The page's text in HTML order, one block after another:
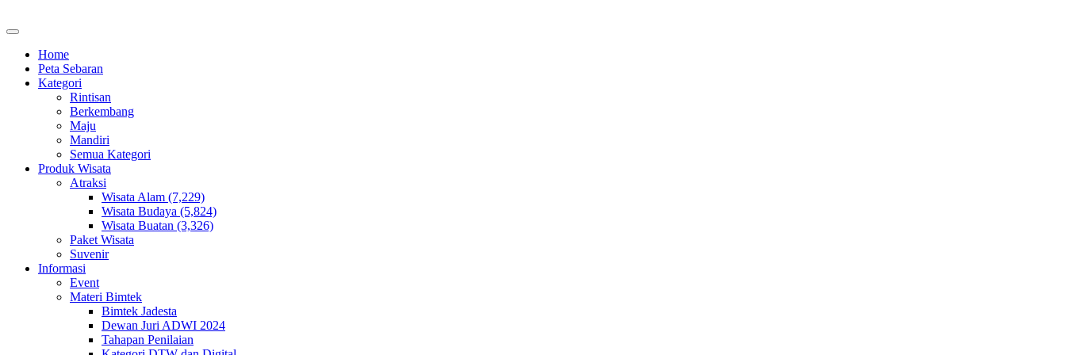
Home
Peta Sebaran
Kategori
Rintisan
Berkembang
Maju
Mandiri
Semua Kategori
Produk Wisata
Atraksi
Wisata Alam (7,229)
Wisata Budaya (5,824)
Wisata Buatan (3,326)
Paket Wisata
Suvenir
Informasi
Event
Materi Bimtek
Bimtek Jadesta
Dewan Juri ADWI 2024
Tahapan Penilaian